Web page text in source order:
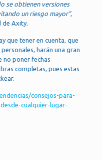
se obtienen versiones
un riesgo mayor”,
de Axity.
que tener en cuenta, que
harán una gran
no poner fechas
completas, pues estas
consejos-para-
cualquier-lugar-